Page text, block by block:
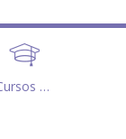
Cursos y clases